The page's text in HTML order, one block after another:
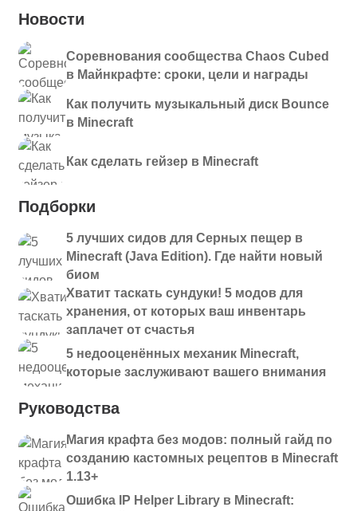
Новости
Соревнования сообщества Chaos Cubed
в Майнкрафте: сроки, цели и награды
Как получить музыкальный диск Bounce
в Minecraft
Как сделать гейзер в Minecraft
Подборки
5 лучших сидов для Серных пещер в
Minecraft (Java Edition). Где найти новый
биом
Хватит таскать сундуки! 5 модов для
хранения, от которых ваш инвентарь
заплачет от счастья
5 недооценённых механик Minecraft,
которые заслуживают вашего внимания
Руководства
Магия крафта без модов: полный гайд по
созданию кастомных рецептов в Minecraft
1.13+
Ошибка IP Helper Library в Minecraft: